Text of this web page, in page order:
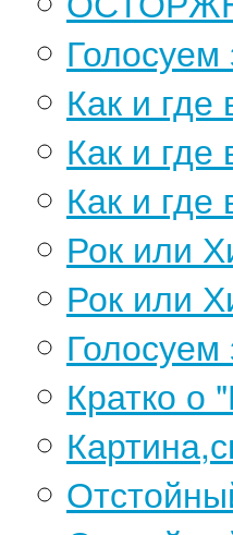
Как и
Как и
Как и
Рок или
Рок или
Голосуем
Кратко о